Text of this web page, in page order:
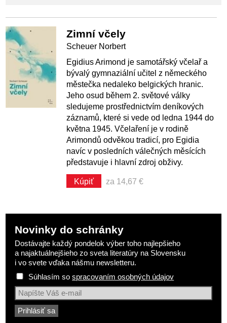
Zimní včely
Scheuer Norbert
Egidius Arimond je samotářský včelař a
bývalý gymnaziální učitel z německého
městečka nedaleko belgických hranic.
Jeho osud během 2. světové války
sledujeme prostřednictvím deníkových
záznamů, které si vede od ledna 1944 do
května 1945. Včelaření je v rodině
Arimondů odvěkou tradicí, pro Egidia
navíc v posledních válečných měsících
představuje i hlavní zdroj obživy.
Kúpiť za 14,67 €
Novinky do schránky
Dostávajte každý pondelok výber toho najlepšieho
a najaktuálnejšieho zo sveta literatúry na Slovensku
i vo svete vďaka nášmu newsletteru.
Súhlasím sospracovaním osobných údajov